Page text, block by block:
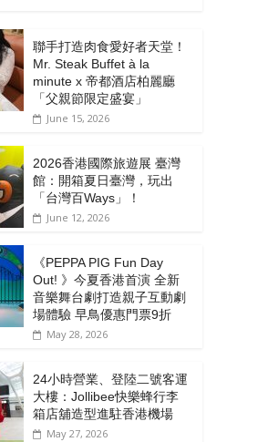
聯手打造肉食愛好者天堂！
Mr. Steak Buffet à la
minute x 帝都酒店柏麗廳
「⽗親節限定盛宴」
June 15, 2026
2026香港國際旅遊展 臺灣
館：開箱夏日臺灣，玩出
「台灣百Ways」！
June 12, 2026
《PEPPA PIG Fun Day
Out! 》今夏香港首演 全新
音樂舞台劇打造親子互動劇
場體驗 早鳥優惠門票9折
May 28, 2026
24小時營業、登陸二號客運
大樓：Jollibee快樂蜂行李
箱店舖造型進駐香港機場
May 27, 2026